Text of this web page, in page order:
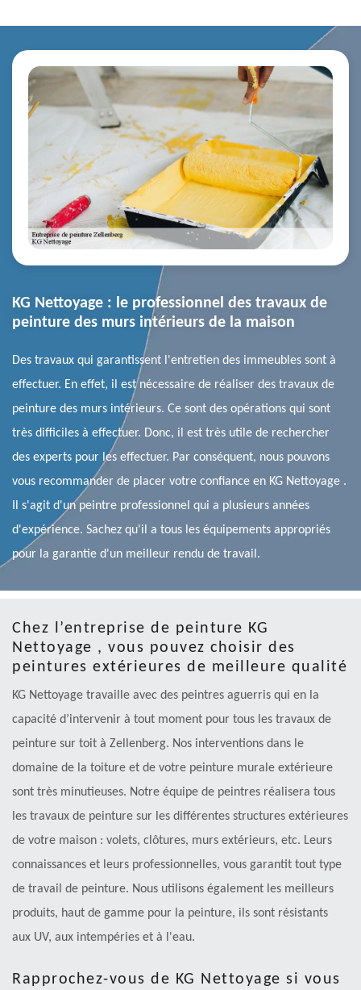
KG Nettoyage : le professionnel des travaux de
peinture des murs intérieurs de la maison
Des travaux qui garantissent l'entretien des immeubles sont à
effectuer. En effet, il est nécessaire de réaliser des travaux de
peinture des murs intérieurs. Ce sont des opérations qui sont
très difficiles à effectuer. Donc, il est très utile de rechercher
des experts pour les effectuer. Par conséquent, nous pouvons
vous recommander de placer votre confiance en KG Nettoyage .
Il s'agit d'un peintre professionnel qui a plusieurs années
d'expérience. Sachez qu'il a tous les équipements appropriés
pour la garantie d'un meilleur rendu de travail.
Chez l’entreprise de peinture KG
Nettoyage , vous pouvez choisir des
peintures extérieures de meilleure qualité
KG Nettoyage travaille avec des peintres aguerris qui en la
capacité d’intervenir à tout moment pour tous les travaux de
peinture sur toit à Zellenberg. Nos interventions dans le
domaine de la toiture et de votre peinture murale extérieure
sont très minutieuses. Notre équipe de peintres réalisera tous
les travaux de peinture sur les différentes structures extérieures
de votre maison : volets, clôtures, murs extérieurs, etc. Leurs
connaissances et leurs professionnelles, vous garantit tout type
de travail de peinture. Nous utilisons également les meilleurs
produits, haut de gamme pour la peinture, ils sont résistants
aux UV, aux intempéries et à l'eau.
Rapprochez-vous de KG Nettoyage si vous